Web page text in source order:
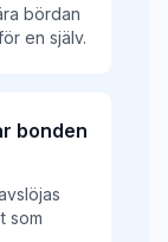
bördan
en själv.
bonden
som